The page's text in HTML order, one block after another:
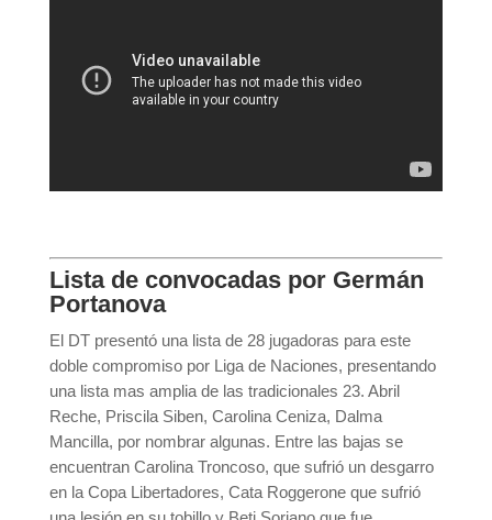
Lista de convocadas por Germán
Portanova
El DT presentó una lista de 28 jugadoras para este
doble compromiso por Liga de Naciones, presentando
una lista mas amplia de las tradicionales 23. Abril
Reche, Priscila Siben, Carolina Ceniza, Dalma
Mancilla, por nombrar algunas. Entre las bajas se
encuentran Carolina Troncoso, que sufrió un desgarro
en la Copa Libertadores, Cata Roggerone que sufrió